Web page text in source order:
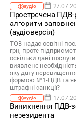
аудіо
Прострочена ПДВ-
алгоритм
(аудіоверсія)
ТОВ надає освітні
грн, проте
оскільки дані
виявлено
яку дату перевищення
формою №1-ПДВ та
штрафні санкції?
аудіо
Виникнення ПДВ-
нерезидента